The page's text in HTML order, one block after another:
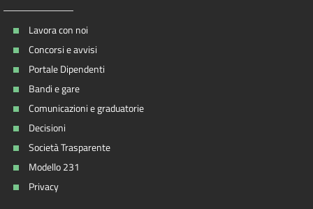
Lavora con noi
Concorsi e avvisi
Portale Dipendenti
Bandi e gare
Comunicazioni e graduatorie
Decisioni
Società Trasparente
Modello 231
Privacy